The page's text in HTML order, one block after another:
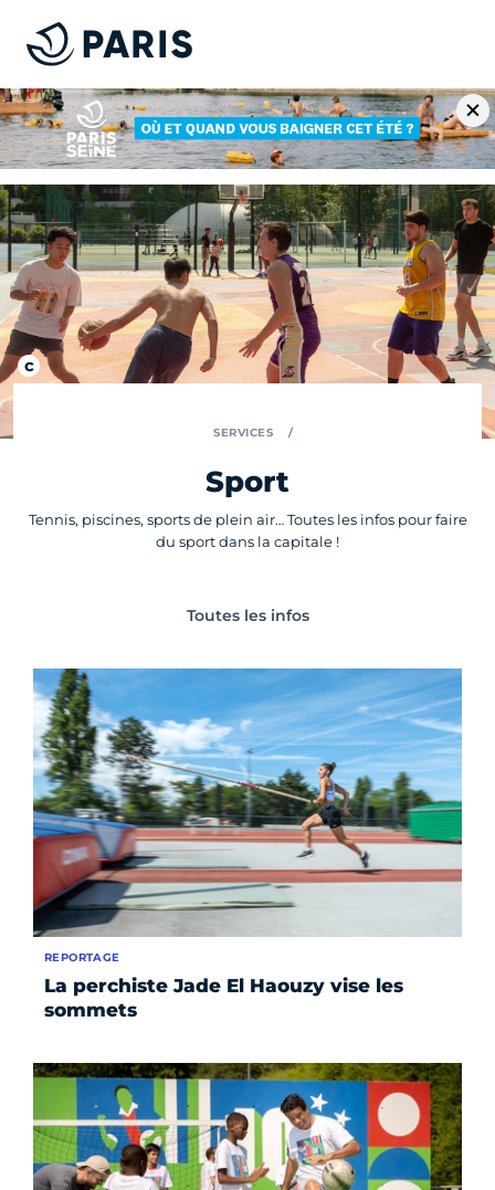
SERVICES
Sport
Tennis, piscines, sports de plein air… Toutes les infos pour faire
du sport dans la capitale !
Toutes les infos
La perchiste Jade El Haouzy vise les
sommets
REPORTAGE